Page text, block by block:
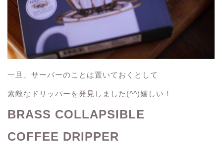
一旦、サーバーのことは置いておくとして
素敵なドリッパーを発見しました(^^)嬉しい！
BRASS COLLAPSIBLE
COFFEE DRIPPER